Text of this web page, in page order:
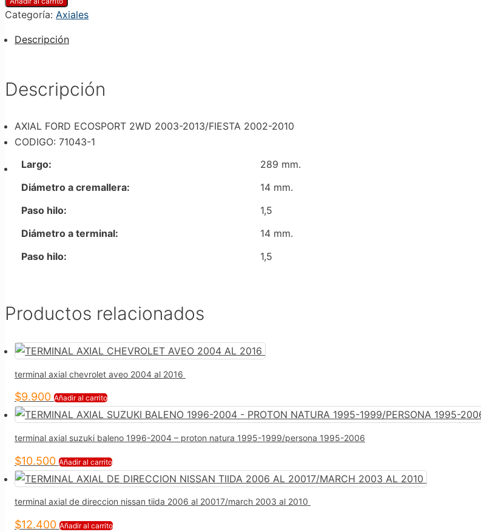
Categoría: Axiales
Descripción
Descripción
AXIAL FORD ECOSPORT 2WD 2003-2013/FIESTA 2002-2010
CODIGO: 71043-1
Largo:
289 mm.
Diámetro a cremallera:
14 mm.
Paso hilo:
1,5
Diámetro a terminal:
14 mm.
Paso hilo:
1,5
Productos relacionados
terminal axial chevrolet aveo 2004 al 2016
$9.900 Añadir al carrito
terminal axial suzuki baleno 1996-2004 – proton natura 1995-1999/persona 1995-2006
$10.500 Añadir al carrito
terminal axial de direccion nissan tiida 2006 al 20017/march 2003 al 2010
$12.400 Añadir al carrito